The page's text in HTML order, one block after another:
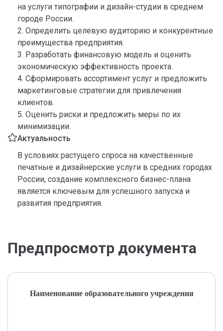
на услуги типографии и дизайн-студии в среднем
городе России.
2. Определить целевую аудиторию и конкурентные
преимущества предприятия.
3. Разработать финансовую модель и оценить
экономическую эффективность проекта.
4. Сформировать ассортимент услуг и предложить
маркетинговые стратегии для привлечения
клиентов.
5. Оценить риски и предложить меры по их
минимизации.
Актуальность
В условиях растущего спроса на качественные
печатные и дизайнерские услуги в средних городах
России, создание комплексного бизнес-плана
является ключевым для успешного запуска и
развития предприятия.
Предпросмотр документа
Наименование образовательного учреждения